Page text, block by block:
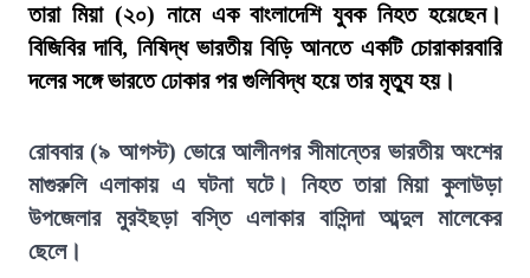
তারা মিয়া (২০) নামে এক বাংলাদেশি যুবক নিহত হয়েছেন।
বিজিবির দাবি, নিষিদ্ধ ভারতীয় বিড়ি আনতে একটি চোরাকারবারি
দলের সঙ্গে ভারতে ঢোকার পর গুলিবিদ্ধ হয়ে তার মৃত্যু হয়।
রোববার (৯ আগস্ট) ভোরে আলীনগর সীমান্তের ভারতীয় অংশের
মাগুরুলি এলাকায় এ ঘটনা ঘটে। নিহত তারা মিয়া কুলাউড়া
উপজেলার মুরইছড়া বস্তি এলাকার বাসিন্দা আব্দুল মালেকের
ছেলে।